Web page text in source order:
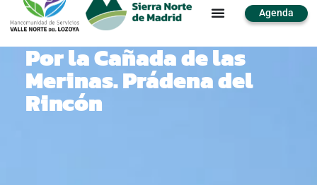
Agenda
Por la Cañada de las
Merinas. Prádena del
Rincón